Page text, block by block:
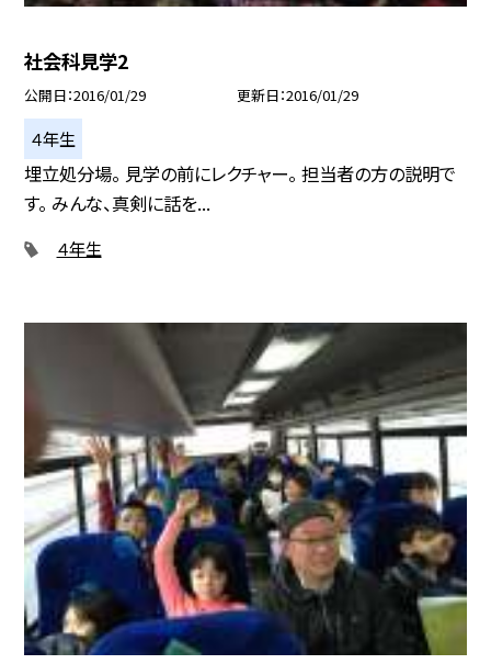
社会科見学2
公開日 2016/01/29 更新日 2016/01/29
４年生
埋立処分場。 見学の前にレクチャー。 担当者の方の説明で
す。 みんな、真剣に話を...
４年生